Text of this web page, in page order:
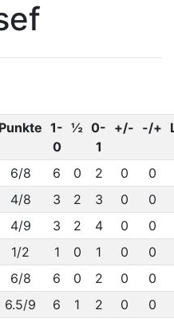
Punkte 1-
0
½ 0-
1
+/- -/+
6/8 6 0 2 0
0
4/8 3 2 3 0
0
4/9 3 2 4 0
0
1/2 1 0 1 0
0
6/8 6 0 2 0
0
6.5/9 6 1 2 0
0